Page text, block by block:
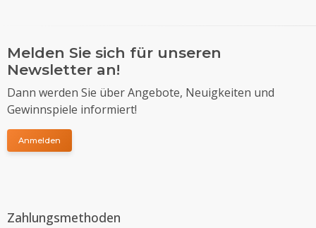
Melden Sie sich für unseren
Newsletter an!
Dann werden Sie über Angebote, Neuigkeiten und
Gewinnspiele informiert!
Anmelden
Zahlungsmethoden